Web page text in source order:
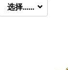
选择......